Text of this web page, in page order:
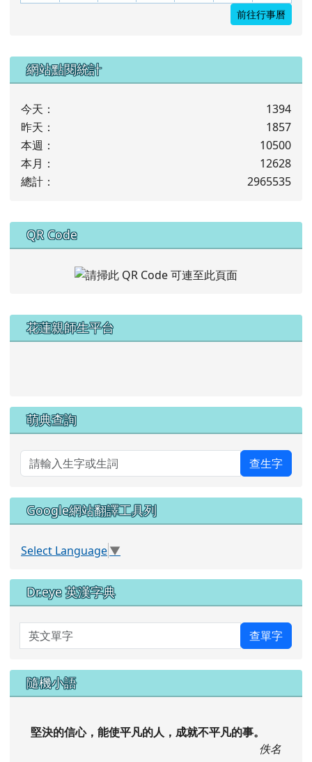
前往行事曆
下中左區域內容
網站點閱統計
今天：
1394
昨天：
1857
本週：
10500
本月：
12628
總計：
2965535
下中右區域內容
QR Code
左邊區域內容
花蓮親師生平台
萌典查詢
查生字
Google網站翻譯工具列
Select Language▼
Dr.eye 英漢字典
英文單字 查單字
隨機小語
堅決的信心，能使平凡的人，成就不平凡的事。
佚名